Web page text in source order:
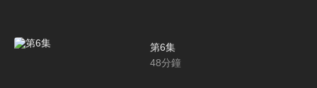
第6集
48分鐘